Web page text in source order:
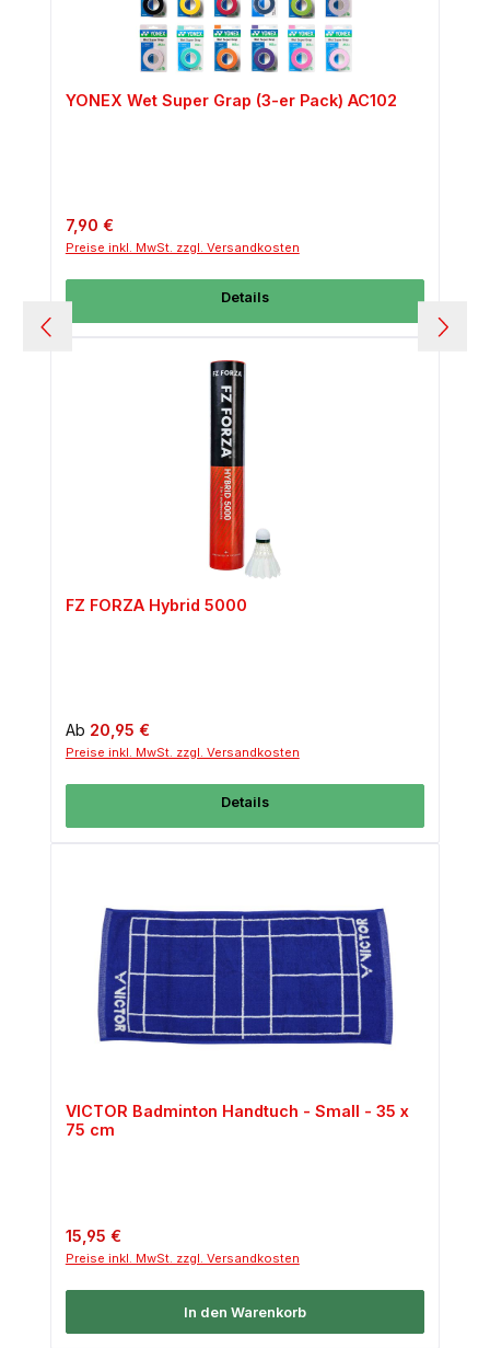
YONEX Wet Super Grap (3-er Pack) AC102
Regulärer Preis:
7,90 €
Preise inkl. MwSt. zzgl. Versandkosten
Details
FZ FORZA Hybrid 5000
Regulärer Preis:
Ab 20,95 €
Preise inkl. MwSt. zzgl. Versandkosten
Details
VICTOR Badminton Handtuch - Small - 35 x
75 cm
Regulärer Preis:
15,95 €
Preise inkl. MwSt. zzgl. Versandkosten
In den Warenkorb